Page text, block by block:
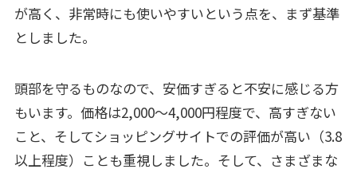
が高く、非常時にも使いやすいという点を、まず基準
としました。
頭部を守るものなので、安価すぎると不安に感じる方
もいます。価格は2,000～4,000円程度で、高すぎない
こと、そしてショッピングサイトでの評価が高い（3.8
以上程度）ことも重視しました。そして、さまざまな